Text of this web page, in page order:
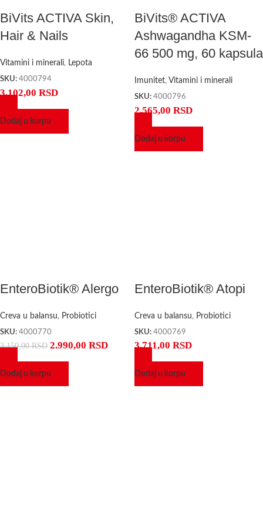
BiVits ACTIVA Skin,
Hair & Nails
Vitamini i minerali, Lepota
SKU: 4000794
3.102,00 RSD
Dodaj u korpu
BiVits® ACTIVA
Ashwagandha KSM-
66 500 mg, 60 kapsula
Imunitet, Vitamini i minerali
SKU: 4000796
2.565,00 RSD
Dodaj u korpu
EnteroBiotik® Alergo
Creva u balansu, Probiotici
SKU: 4000770
3.150,00RSD 2.990,00 RSD
Dodaj u korpu
EnteroBiotik® Atopi
Creva u balansu, Probiotici
SKU: 4000769
3.711,00 RSD
Dodaj u korpu